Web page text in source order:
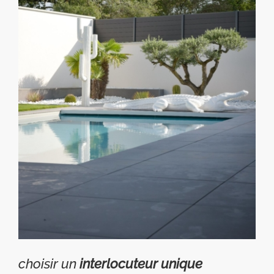
choisir uninterlocuteur unique